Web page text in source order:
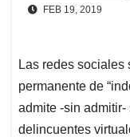
FEB 19, 2019
Las redes sociales
permanente de
admite -sin
delincuentes